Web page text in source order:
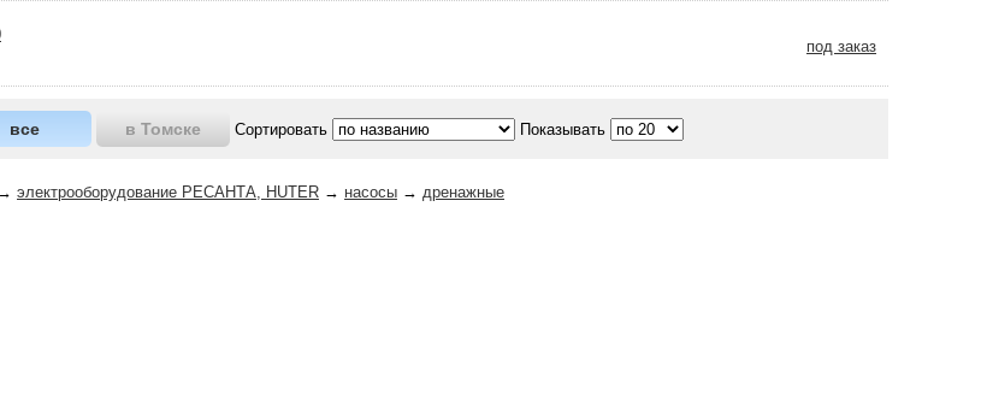
под заказ
все в Томске Сортировать Показывать
→ электрооборудование РЕСАНТА, HUTER → насосы → дренажные